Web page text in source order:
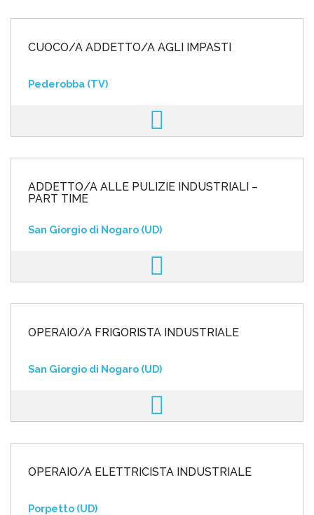
CUOCO/A ADDETTO/A AGLI IMPASTI
Pederobba (TV)
ADDETTO/A ALLE PULIZIE INDUSTRIALI –
PART TIME
San Giorgio di Nogaro (UD)
OPERAIO/A FRIGORISTA INDUSTRIALE
San Giorgio di Nogaro (UD)
OPERAIO/A ELETTRICISTA INDUSTRIALE
Porpetto (UD)